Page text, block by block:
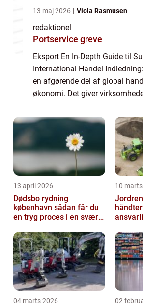
13 maj 2026 Viola Rasmusen
redaktionel
Portservice greve
Eksport En In-Depth Guide til
International Handel
en afgørende del af global
økonomi. Det giver
indtjening ved at sælge varer
13 april 2026
Dødsbo rydning
københavn sådan får du
en tryg proces i en svær
10
04 marts 2026 02